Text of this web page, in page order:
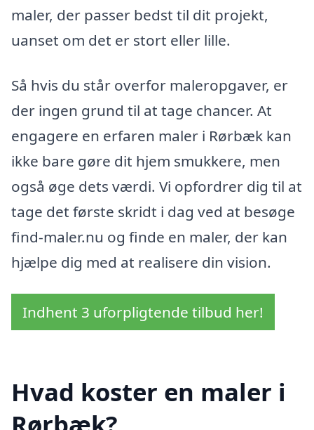
maler, der passer bedst til dit projekt,
uanset om det er stort eller lille.
Så hvis du står overfor maleropgaver, er
der ingen grund til at tage chancer. At
engagere en erfaren maler i Rørbæk kan
ikke bare gøre dit hjem smukkere, men
også øge dets værdi. Vi opfordrer dig til at
tage det første skridt i dag ved at besøge
find-maler.nu og finde en maler, der kan
hjælpe dig med at realisere din vision.
Indhent 3 uforpligtende tilbud her!
Hvad koster en maler i